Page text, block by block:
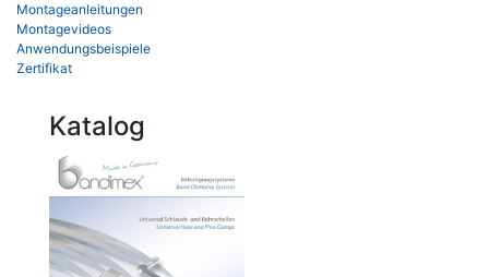
Montageanleitungen
Montagevideos
Anwendungsbeispiele
Zertifikat
Katalog